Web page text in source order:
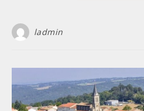
ladmin